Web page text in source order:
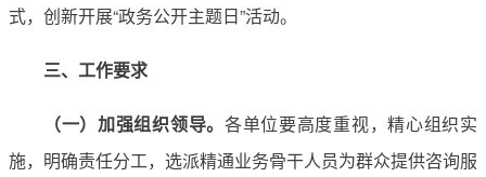
式，创新开展“政务公开主题日”活动。
三、工作要求
（一）加强组织领导。 各单位要高度重视，精心组织实
施，明确责任分工，选派精通业务骨干人员为群众提供咨询服